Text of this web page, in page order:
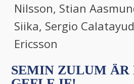
Nilsson, Stian
Siika, Sergio
Ericsson
SEMIN ZULUM ÄR